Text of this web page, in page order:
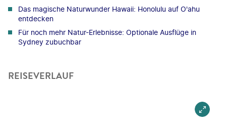
Das magische Naturwunder Hawaii: Honolulu auf O'ahu
entdecken
Für noch mehr Natur-Erlebnisse: Optionale Ausflüge in
Sydney zubuchbar
REISEVERLAUF